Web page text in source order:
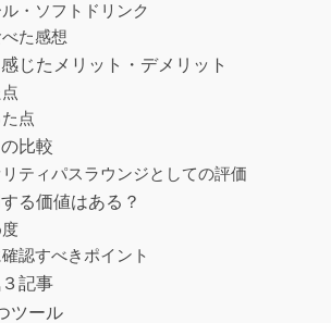
・ソフトドリンク
た感想
じたメリット・デメリット
点
比較
ティパスラウンジとしての評価
る価値はある？
認すべきポイント
記事
ツール